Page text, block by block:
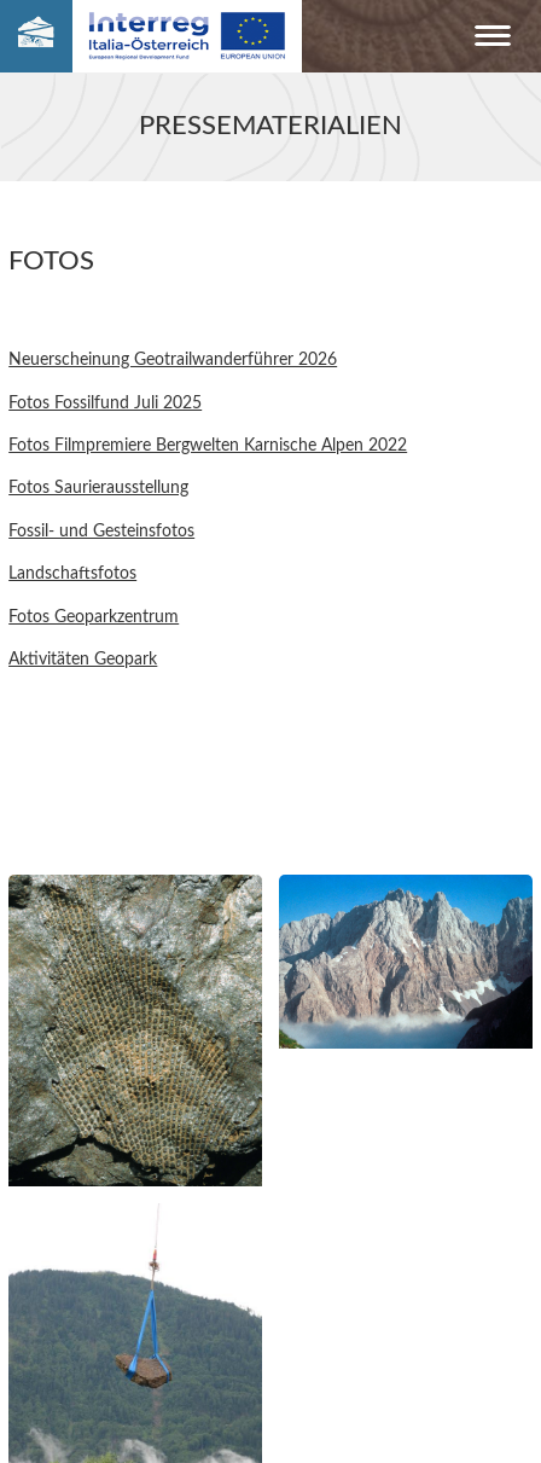
PRESSEMATERIALIEN
FOTOS
Neuerscheinung Geotrailwanderführer 2026
Fotos Fossilfund Juli 2025
Fotos Filmpremiere Bergwelten Karnische Alpen 2022
Fotos Saurierausstellung
Fossil- und Gesteinsfotos
Landschaftsfotos
Fotos Geoparkzentrum
Aktivitäten Geopark